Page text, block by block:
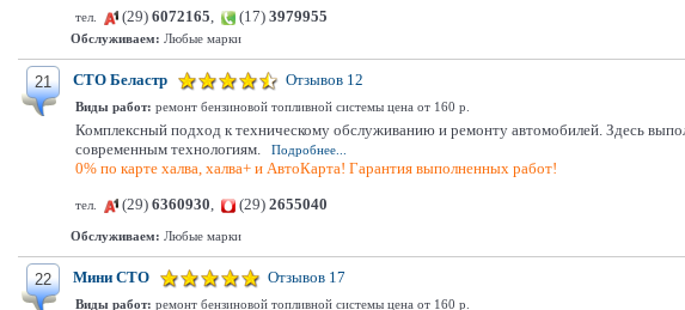
тел. (29) 6072165, (17) 3979955
Обслуживаем: Любые марки
21 СТО Беластр Отзывов 12
Виды работ: ремонт бензиновой топливной системы цена от 160 р.
Комплексный подход к техническому обслуживанию и ремонту автомобилей. Здесь
современным технологиям.
Подробнее...
0% по карте халва, халва+ и АвтоКарта! Гарантия выполненных работ!
тел. (29) 6360930, (29) 2655040
Обслуживаем: Любые марки
22 Мини СТО Отзывов 17
Виды работ: ремонт бензиновой топливной системы цена от 160 р.